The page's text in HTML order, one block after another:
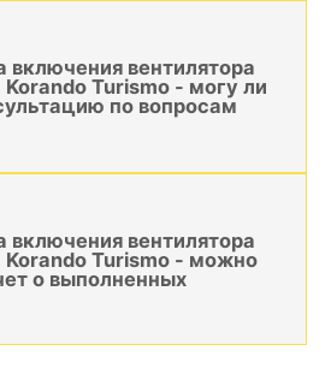
включения вентилятора
Korando Turismo - могу ли
по вопросам
включения вентилятора
Korando Turismo - можно
о выполненных